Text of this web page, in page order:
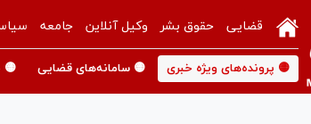
قضایی حقوق بشر وکیل آنلاین جامعه
🟡 پرونده‌های ویژه خبری 🟡 سامانه‌های قضایی 🟡